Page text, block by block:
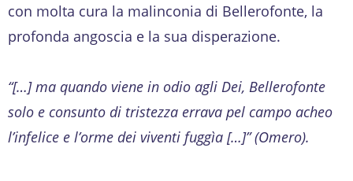
con molta cura la malinconia di Bellerofonte, la
profonda angoscia e la sua disperazione.
“[…] ma quando viene in odio agli Dei, Bellerofonte
solo e consunto di tristezza errava pel campo acheo
l’infelice e l’orme dei viventi fuggìa […]” (Omero).